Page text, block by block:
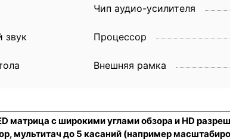
Чип аудио-усилителя
звук Процессор
Внешняя рамка
матрица с широкими углами обзора и HD
, мультитач до 5 касаний (например